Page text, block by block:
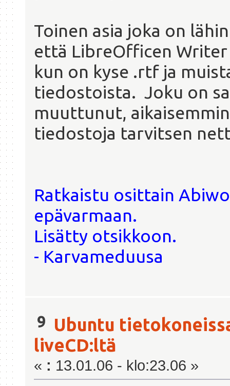
Toinen asia joka on
että LibreOfficen
kun on kyse .rtf ja
tiedostoista. Joku on
muuttunut,
tiedostoja tarvitsen
Ratkaistu osittain
epävarmaan.
Lisätty otsikkoon.
- Karvameduusa
9 Ubuntu
liveCD:ltä
« : 13.01.06 - klo:23.06 »